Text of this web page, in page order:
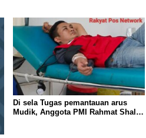
Di sela Tugas pemantauan arus
Mudik, Anggota PMI Rahmat Shali